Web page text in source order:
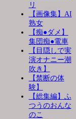
リ
【画像集】AI
熟女
【痴●ダメ】
集団痴●電車
【目隠しで実
演オナニー潮
吹き】
【禁断の体
験】
【総集編】ふ
つうのおんな
のこ